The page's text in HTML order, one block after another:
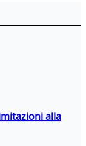
alla